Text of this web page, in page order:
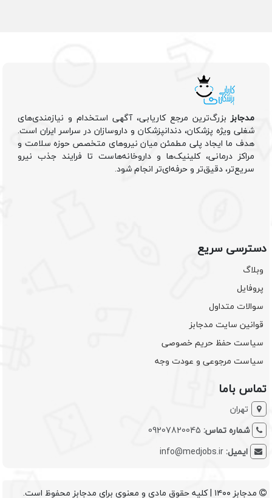
مدجابزبزرگ‌ترین مرجع کاریابی، آگهی استخدام و نیازمندی‌های
شغلی ویژه پزشکان، دندانپزشکان و داروسازان در سراسر ایران است.
هدف ما ایجاد پلی مطمئن میان نیروهای متخصص حوزه سلامت و
مراکز درمانی، کلینیک‌ها و داروخانه‌هاست تا فرایند جذب نیرو
سریع‌تر، دقیق‌تر و حرفه‌ای‌تر انجام شود.
دسترسی سریع
وبلاگ
پروفایل
سوالات متداول
قوانین سایت مدجابز
سیاست حفظ حریم خصوصی
سیاست مرجوعی و عودت وجه
تماس باما
تهران
شماره تماس: 09207820045
ایمیل:info@medjobs.ir
مدجابز ۱۴۰۰ | کلیه حقوق مادی و معنوی برای مدجابز محفوظ است.